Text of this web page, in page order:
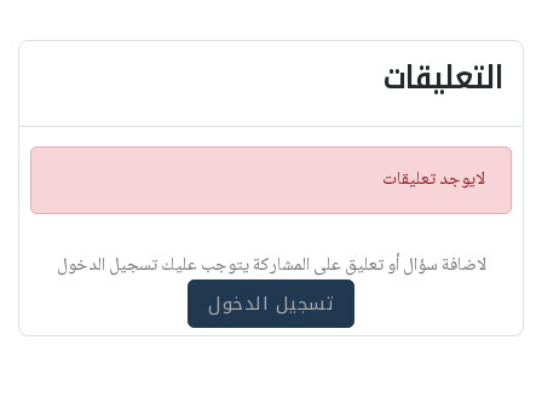
التعليقات
ت
ن
ي
لايوجد تعليقات
لاضافة سؤال أو تعليق على المشاركة يتوجب عليك تسجيل الدخول
تسجيل الدخول